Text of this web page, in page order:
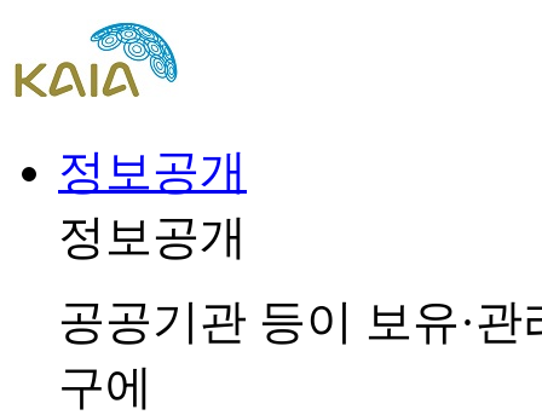
정보공개
정보공개
공공기관 등이 보유·
구에